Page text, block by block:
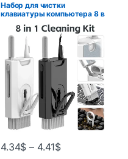
Набор для чистки
клавиатуры компьютера 8 в
1, щетка для чистки
наушников, ручка для чистки
гарнитуры, телефонов iPad,
инструменты для чистки,
съемник клавиш
4.34$ – 4.41$